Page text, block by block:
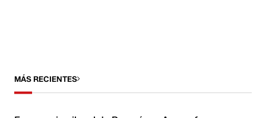
MÁS RECIENTES